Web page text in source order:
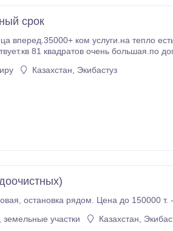
срок
вперед.35000+ ком услуги.на тепло
81 квадратов очень большая.по
Казахстан, Экибастуз
Продам дачу общ.Горняк ул. Рябиновая, остановка рядом.
участки Казахстан,